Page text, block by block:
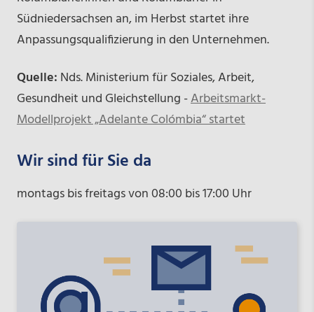
Südniedersachsen an, im Herbst startet ihre
Anpassungsqualifizierung in den Unternehmen.
Quelle: Nds. Ministerium für Soziales, Arbeit,
Gesundheit und Gleichstellung -Arbeitsmarkt-
Modellprojekt „Adelante Colómbia“ startet
Wir sind für Sie da
montags bis freitags von 08:00 bis 17:00 Uhr